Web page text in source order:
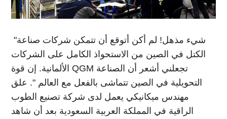
"شيء مذهل! لم أكن أتوقع أن تتمكن شركات صناعة
الكتل في الصين من الاستحواذ الكامل على الشركات
الألمانية. إن قوة QGM تجعلني أشعر أن الصناعة
التحويلية في الصين تتماشى بالفعل مع العالم ". علق
مهندس ميكانيكي يعمل لدى شركة تصنيع الطوب
الراقية في المملكة العربية السعودية بعد أن شاهد